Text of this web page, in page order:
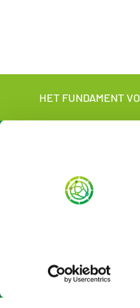
HET FUNDAMENT
Contact
NMD in short
Organisation